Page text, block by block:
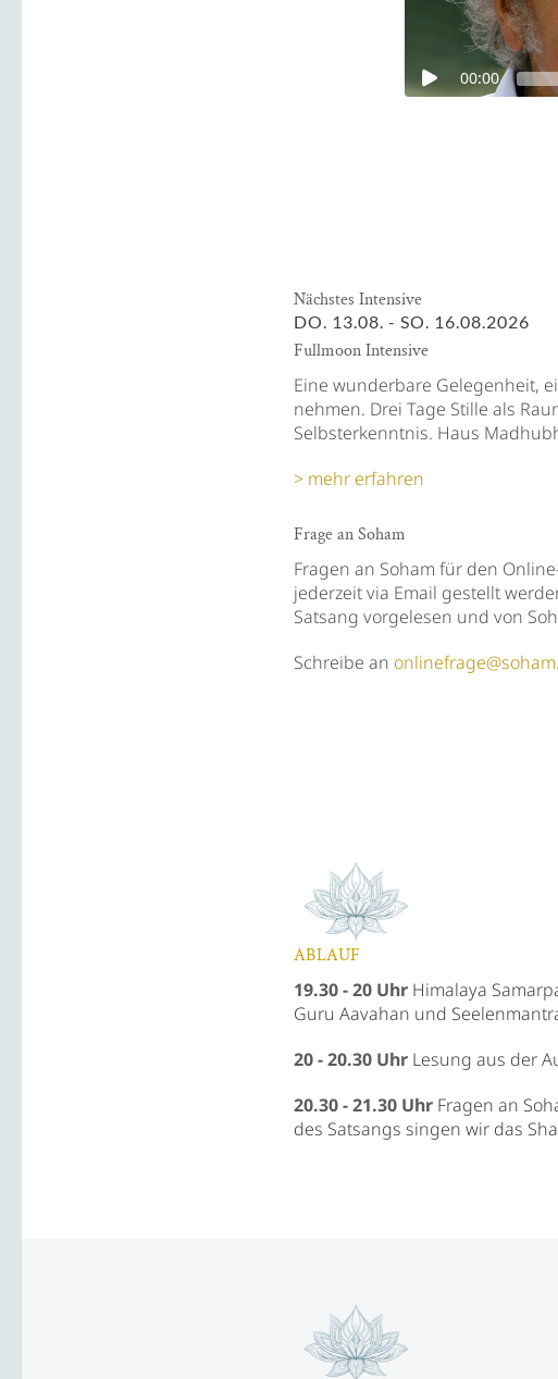
Nächstes Intensive
DO. 13.08. - SO. 16.08.2026
Fullmoon Intensive
Eine wunderbare Gelegenheit,
nehmen. Drei Tage Stille als
Selbsterkenntnis. Haus
mehr erfahren
Frage an Soham
Fragen an Soham für den
jederzeit via Email gestellt
Satsang vorgelesen und von
Schreibe an
ABLAUF
19.30 - 20 Uhr Himalaya
Guru Aavahan und
20 - 20.30 Uhr Lesung aus der
20.30 - 21.30 Uhr Fragen an
des Satsangs singen wir das